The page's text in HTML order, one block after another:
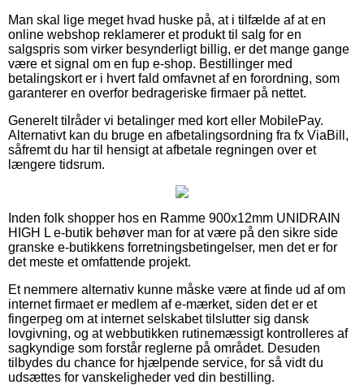
Man skal lige meget hvad huske på, at i tilfælde af at en
online webshop reklamerer et produkt til salg for en
salgspris som virker besynderligt billig, er det mange gange
være et signal om en fup e-shop. Bestillinger med
betalingskort er i hvert fald omfavnet af en forordning, som
garanterer en overfor bedrageriske firmaer på nettet.
Generelt tilråder vi betalinger med kort eller MobilePay.
Alternativt kan du bruge en afbetalingsordning fra fx ViaBill,
såfremt du har til hensigt at afbetale regningen over et
længere tidsrum.
Inden folk shopper hos en Ramme 900x12mm UNIDRAIN
HIGH L e-butik behøver man for at være på den sikre side
granske e-butikkens forretningsbetingelser, men det er for
det meste et omfattende projekt.
Et nemmere alternativ kunne måske være at finde ud af om
internet firmaet er medlem af e-mærket, siden det er et
fingerpeg om at internet selskabet tilslutter sig dansk
lovgivning, og at webbutikken rutinemæssigt kontrolleres af
sagkyndige som forstår reglerne på området. Desuden
tilbydes du chance for hjælpende service, for så vidt du
udsættes for vanskeligheder ved din bestilling.